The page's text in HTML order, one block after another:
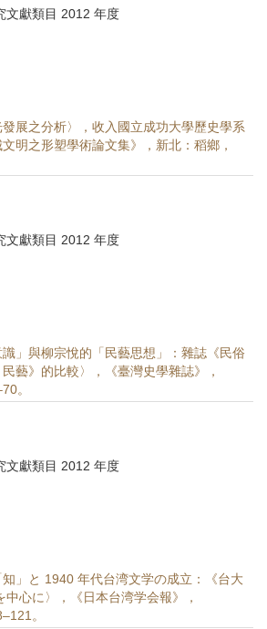
文獻類目 2012 年度
發展之分析〉，收入國立成功大學歷史學系
明之形塑學術論文集》，新北：稻鄉，
文獻類目 2012 年度
識」與柳宗悅的「民藝思想」：雜誌《民俗
藝》的比較〉，《臺灣史學雜誌》，
。
文獻類目 2012 年度
知」と 1940 年代台湾文学の成立：《台大
心に〉，《日本台湾学会報》，
。